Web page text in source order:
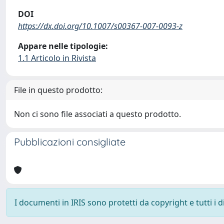
DOI
https://dx.doi.org/10.1007/s00367-007-0093-z
Appare nelle tipologie:
1.1 Articolo in Rivista
File in questo prodotto:
Non ci sono file associati a questo prodotto.
Pubblicazioni consigliate
I documenti in IRIS sono protetti da copyright e tutti i